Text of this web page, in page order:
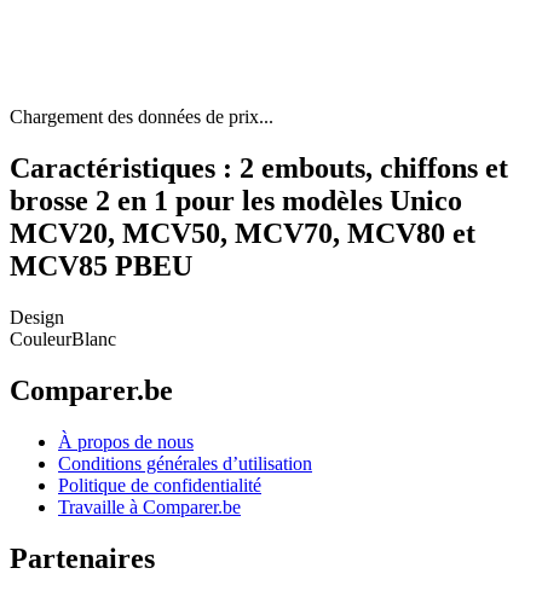
Chargement des données de prix...
Caractéristiques : 2 embouts, chiffons et
brosse 2 en 1 pour les modèles Unico
MCV20, MCV50, MCV70, MCV80 et
MCV85 PBEU
Design
CouleurBlanc
Comparer.be
À propos de nous
Conditions générales d’utilisation
Politique de confidentialité
Travaille à Comparer.be
Partenaires